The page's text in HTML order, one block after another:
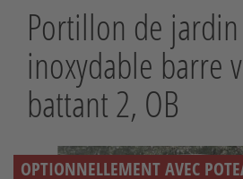
Portillon de
inoxydable barre
battant 2, OB
OPTIONNELLEMENT AVEC